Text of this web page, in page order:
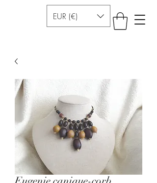
EUR (€)